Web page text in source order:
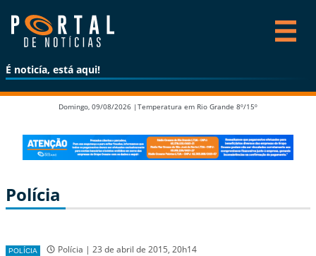
É noticía, está aqui!
Domingo, 09/08/2026 | Temperatura em Rio Grande 8º/15º
Polícia
POLÍCIA Polícia | 23 de abril de 2015, 20h14